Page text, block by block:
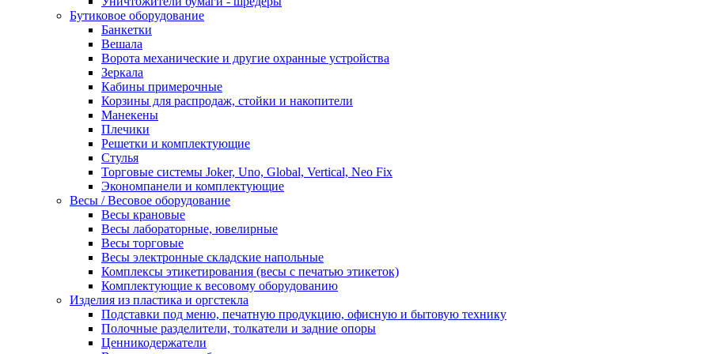
Бутиковое оборудование
Банкетки
Вешала
Ворота механические и другие охранные устройства
Зеркала
Кабины примерочные
Корзины для распродаж, стойки и накопители
Манекены
Плечики
Решетки и комплектующие
Стулья
Торговые системы Joker, Uno, Global, Vertical, Neo Fix
Экономпанели и комплектующие
Весы / Весовое оборудование
Весы крановые
Весы лабораторные, ювелирные
Весы торговые
Весы электронные складские напольные
Комплексы этикетирования (весы с печатью этикеток)
Комплектующие к весовому оборудованию
Изделия из пластика и оргстекла
Подставки под меню, печатную продукцию, офисную и бытовую технику
Полочные разделители, толкатели и задние опоры
Ценникодержатели